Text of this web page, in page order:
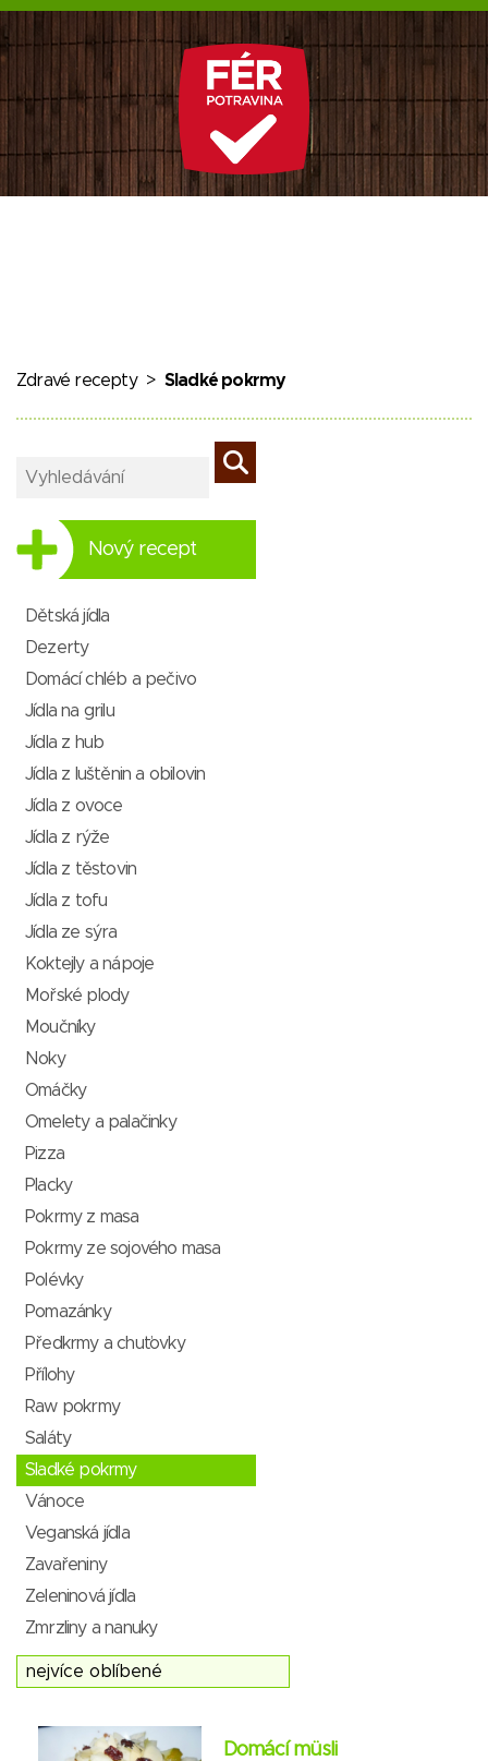
Zdravé recepty> Sladké pokrmy
Nový recept
Dětská jídla
Dezerty
Domácí chléb a pečivo
Jídla na grilu
Jídla z hub
Jídla z luštěnin a obilovin
Jídla z ovoce
Jídla z rýže
Jídla z těstovin
Jídla z tofu
Jídla ze sýra
Koktejly a nápoje
Mořské plody
Moučníky
Noky
Omáčky
Omelety a palačinky
Pizza
Placky
Pokrmy z masa
Pokrmy ze sojového masa
Polévky
Pomazánky
Předkrmy a chuťovky
Přílohy
Raw pokrmy
Saláty
Sladké pokrmy
Vánoce
Veganská jídla
Zavařeniny
Zeleninová jídla
Zmrzliny a nanuky
Domácí müsli